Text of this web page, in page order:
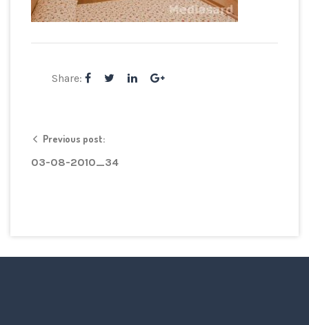
Share:
Previous post:
03-08-2010_34